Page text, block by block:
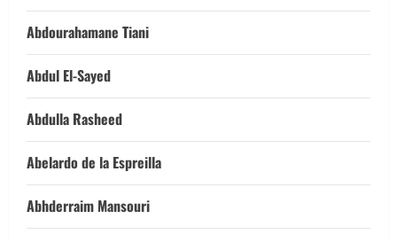
Abdourahamane Tiani
Abdul El-Sayed
Abdulla Rasheed
Abelardo de la Espreilla
Abhderraim Mansouri